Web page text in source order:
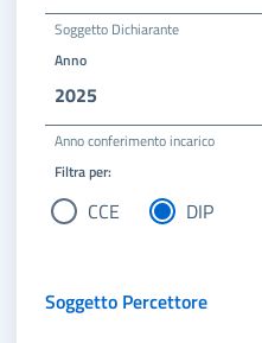
Soggetto Dichiarante
Anno
2025
Anno conferimento incarico
Filtra per:
CCE DIP
Soggetto Percettore